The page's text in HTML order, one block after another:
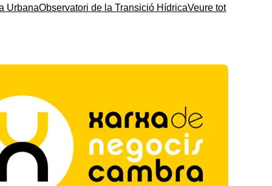
UrbanaObservatori de la Transició HídricaVeure tot